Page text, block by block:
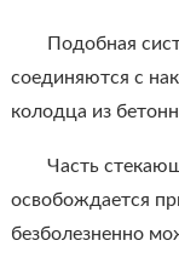
Подобная
соединяются с
колодца из
Часть
освобождается
безболезненно